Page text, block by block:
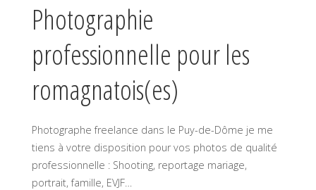
Photographie
professionnelle pour les
romagnatois(es)
Photographe freelance dans le Puy-de-Dôme je me
tiens à votre disposition pour vos photos de qualité
professionnelle : Shooting, reportage mariage,
portrait, famille, EVJF…